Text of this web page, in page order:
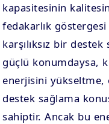
kapasitesinin
fedakarlık
karşılıksız bir
güçlü konumdaysa,
enerjisini
destek sağlama
sahiptir. Ancak bu